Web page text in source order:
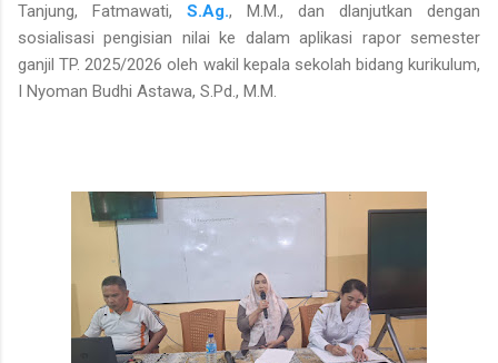
Tanjung, Fatmawati, S.Ag., M.M., dan dlanjutkan dengan
sosialisasi pengisian nilai ke dalam aplikasi rapor semester
ganjil TP. 2025/2026 oleh wakil kepala sekolah bidang kurikulum,
I Nyoman Budhi Astawa, S.Pd., M.M.